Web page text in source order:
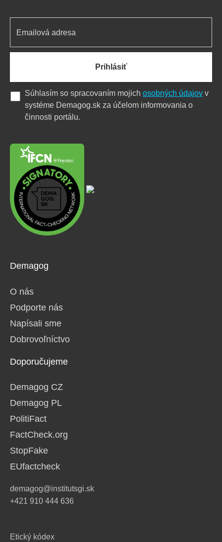
Demagog
O nás
Podporte nás
Napísali sme
Dobrovoľníctvo
Doporučujeme
Demagog CZ
Demagog PL
PolitiFact
FactCheck.org
StopFake
EUfactcheck
demagog@institutsgi.sk
+421 910 444 636
Prihlásiť
Súhlasím so spracovaním mojich osobných údajov v
systéme Demagog.sk za účelom informovania o
činnosti portálu.
Etický kódex